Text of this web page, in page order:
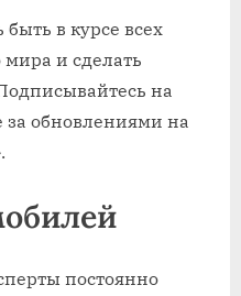
в курсе всех
и сделать
на
обновлениями на
постоянно